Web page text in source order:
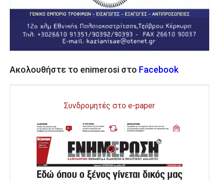
Ακολουθήστε το enimerosi στο Facebook
Συνδρομητές στο e-paper